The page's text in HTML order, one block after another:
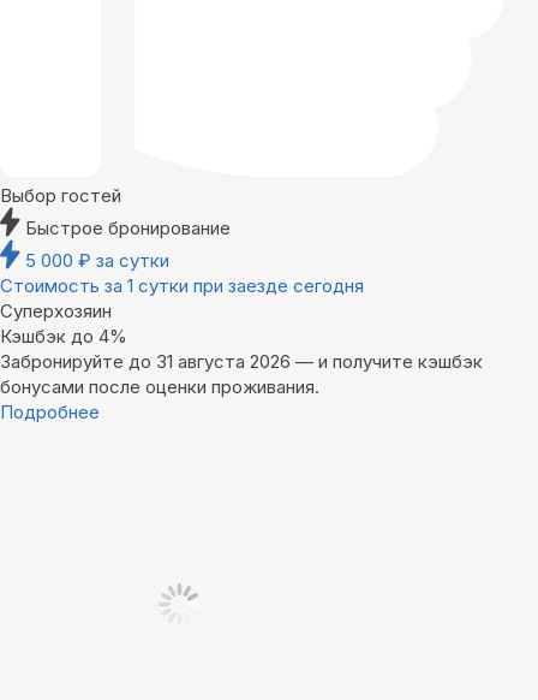
Выбор гостей
Быстрое бронирование
5 000 ₽ за сутки
Стоимость за 1 сутки при заезде сегодня
Суперхозяин
Кэшбэк до 4%
Забронируйте до 31 августа 2026 — и получите кэшбэк
бонусами после оценки проживания.
Подробнее